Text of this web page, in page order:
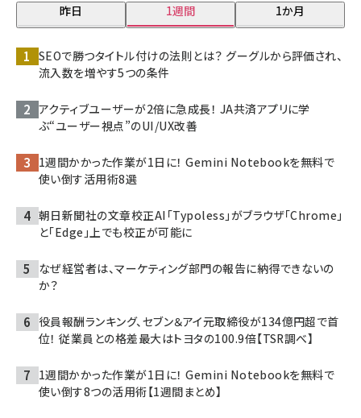
昨日 1週間 1か月
SEOで勝つタイトル付けの法則とは？ グーグルから評価され、
流入数を増やす5つの条件
アクティブユーザーが2倍に急成長！ JA共済アプリに学
ぶ“ユーザー視点”のUI/UX改善
1週間かかった作業が1日に！ Gemini Notebookを無料で
使い倒す活用術8選
朝日新聞社の文章校正AI「Typoless」がブラウザ「Chrome」
と「Edge」上でも校正が可能に
なぜ経営者は、マーケティング部門の報告に納得できないの
か？
役員報酬ランキング、セブン＆アイ元取締役が134億円超で首
位！ 従業員との格差最大はトヨタの100.9倍【TSR調べ】
1週間かかった作業が1日に！ Gemini Notebookを無料で
使い倒す8つの活用術【1週間まとめ】